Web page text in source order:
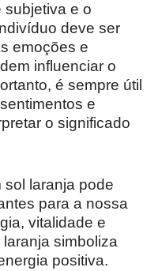
subjetiva e o
deve ser
emoções e
influenciar o
é sempre útil
e
o significado
laranja pode
para a nossa
vitalidade e
simboliza
positiva.